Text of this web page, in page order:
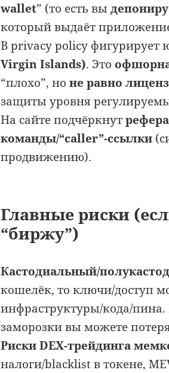
wallet” (то есть вы
который выдаёт
В privacy policy фигурирует
Virgin Islands). Это
“плохо”, ноне равно
защиты уровня
На сайте подчёркнут
команды/“caller”-ссылки
продвижению).
Главные риски
“биржу”)
Кастодиальный/
кошелёк, то ключи/доступ
инфраструктуры/кода/пина.
заморозки вы можете
Риски DEX-трейдинга
налоги/blacklist в токене,